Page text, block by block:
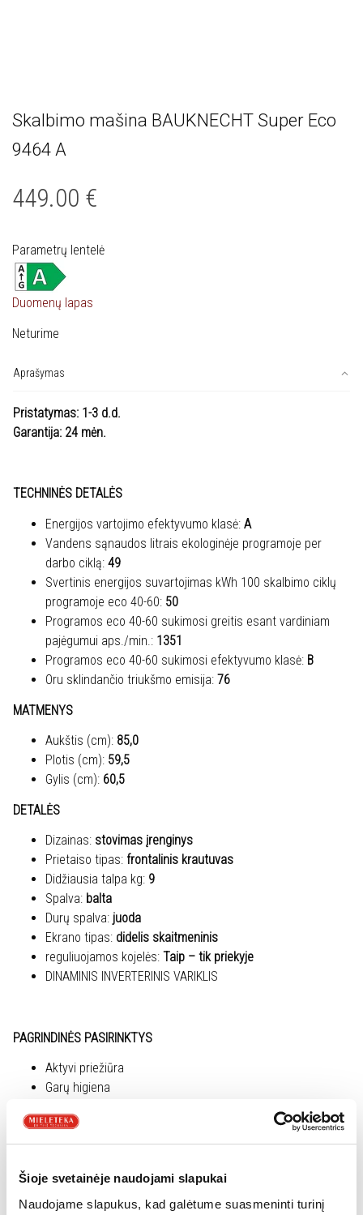
Šioje svetainėje naudojami slapukai
Naudojame slapukus, kad galėtume suasmeninti turinį
Skalbimo mašina BAUKNECHT Super Eco
9464 A
449.00 €
Parametrų lentelė
Duomenų lapas
Neturime
Aprašymas
Pristatymas: 1-3 d.d.
Garantija: 24 mėn.
TECHNINĖS DETALĖS
Energijos vartojimo efektyvumo klasė: A
Vandens sąnaudos litrais ekologinėje programoje per
darbo ciklą: 49
Svertinis energijos suvartojimas kWh 100 skalbimo ciklų
programoje eco 40-60: 50
Programos eco 40-60 sukimosi greitis esant vardiniam
pajėgumui aps./min.: 1351
Programos eco 40-60 sukimosi efektyvumo klasė: B
Oru sklindančio triukšmo emisija: 76
MATMENYS
Aukštis (cm): 85,0
Plotis (cm): 59,5
Gylis (cm): 60,5
DETALĖS
Dizainas: stovimas įrenginys
Prietaiso tipas: frontalinis krautuvas
Didžiausia talpa kg: 9
Spalva: balta
Durų spalva: juoda
Ekrano tipas: didelis skaitmeninis
reguliuojamos kojelės: Taip – ​​tik priekyje
DINAMINIS INVERTERINIS VARIKLIS
PAGRINDINĖS PASIRINKTYS
Aktyvi priežiūra
Garų higiena
Papildomas skalavimas
Sustabdyti ir pridėti